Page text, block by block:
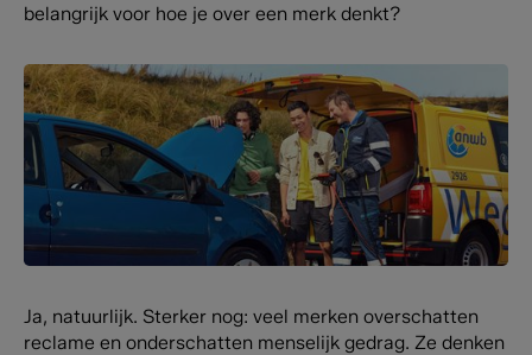
belangrijk voor hoe je over een merk denkt?
Ja, natuurlijk. Sterker nog: veel merken overschatten
reclame en onderschatten menselijk gedrag. Ze denken